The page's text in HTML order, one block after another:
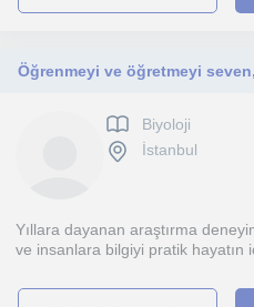
Biyoloji
İstanbul
Yıllara dayanan araştırma
ve insanlara bilgiyi pratik hayatın